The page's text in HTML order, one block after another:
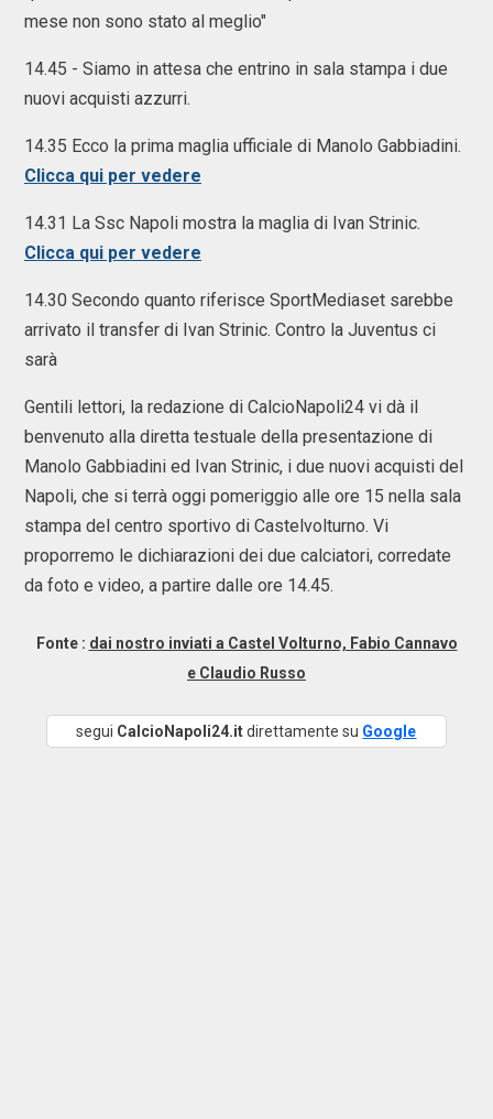
mese non sono stato al meglio"
14.45 - Siamo in attesa che entrino in sala stampa i due
nuovi acquisti azzurri.
14.35 Ecco la prima maglia ufficiale di Manolo Gabbiadini.
Clicca qui per vedere
14.31 La Ssc Napoli mostra la maglia di Ivan Strinic.
Clicca qui per vedere
14.30 Secondo quanto riferisce SportMediaset sarebbe
arrivato il transfer di Ivan Strinic. Contro la Juventus ci
sarà
Gentili lettori, la redazione di CalcioNapoli24 vi dà il
benvenuto alla diretta testuale della presentazione di
Manolo Gabbiadini ed Ivan Strinic, i due nuovi acquisti del
Napoli, che si terrà oggi pomeriggio alle ore 15 nella sala
stampa del centro sportivo di Castelvolturno. Vi
proporremo le dichiarazioni dei due calciatori, corredate
da foto e video, a partire dalle ore 14.45.
Fonte : dai nostro inviati a Castel Volturno, Fabio Cannavo
e Claudio Russo
segui CalcioNapoli24.itdirettamente su Google